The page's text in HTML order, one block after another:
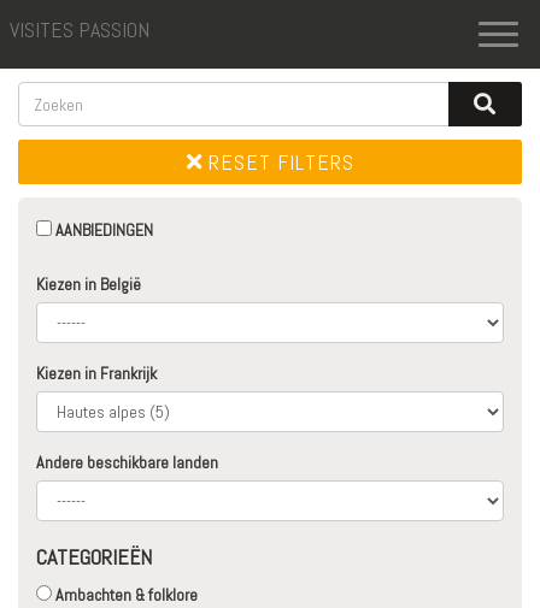
VISITES PASSION
RESET FILTERS
AANBIEDINGEN
Kiezen in België
Kiezen in Frankrijk
Andere beschikbare landen
CATEGORIEËN
Ambachten & folklore